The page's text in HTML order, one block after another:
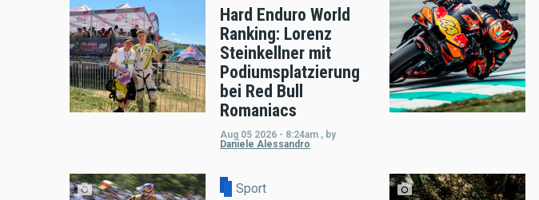
Hard Enduro World
Ranking: Lorenz
Steinkellner mit
Podiumsplatzierung
bei Red Bull
Romaniacs
Aug 05 2026 - 8:24am , by
Daniele Alessandro
Sport